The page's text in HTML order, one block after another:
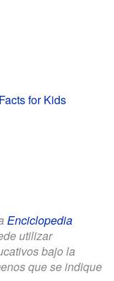
for Kids
Enciclopedia
utilizar
bajo la
que se indique